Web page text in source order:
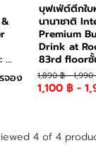
จอง
บุฟเฟ่ต์ตึกใบ
นานาชาติ
Premium
Drink at
83rd floorชั้
1,890 ฿ - 1,990
1,100 ฿ -
4 of 4